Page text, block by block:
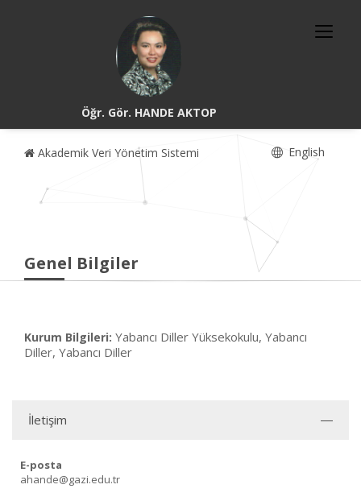
Öğr. Gör. HANDE AKTOP
Akademik Veri Yönetim Sistemi English
Genel Bilgiler
Kurum Bilgileri: Yabancı Diller Yüksekokulu, Yabancı
Diller, Yabancı Diller
İletişim
E-posta
ahande@gazi.edu.tr